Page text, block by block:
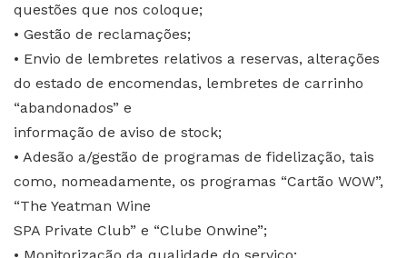
questões que nos coloque;
• Gestão de reclamações;
• Envio de lembretes relativos a reservas, alterações
do estado de encomendas, lembretes de carrinho
“abandonados” e
informação de aviso de stock;
• Adesão a/gestão de programas de fidelização, tais
como, nomeadamente, os programas “Cartão WOW”,
“The Yeatman Wine
SPA Private Club” e “Clube Onwine”;